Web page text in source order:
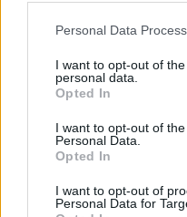
Personal Data
I want to opt-out of
personal data.
Opted In
I want to opt-out of
Personal Data.
Opted In
I want to opt-out of
Personal Data for
atsispindėjo visas
ant to paties
Kario“ treneris
Net 17 kartų
„Granito-Kario“